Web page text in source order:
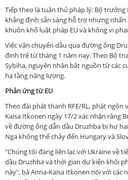
Tiếp theo là tuân thủ pháp lý: Bộ trưởng
khẳng định sẵn sàng hỗ trợ nhưng
khuôn khổ luật pháp EU và không vi
Việc vận chuyển dầu qua đường ống
đình trệ từ tháng 1 năm nay. Theo Bộ
Sybiha, nguyên nhân bắt nguồn từ các
hạ tầng năng lượng.
Phản ứng từ EU
Theo đài phát thanh RFE/RL, phát ngôn
Kaisa Itkonen ngày 17/2 xác nhận rằng
về đường ống dẫn dầu Druzhba bị hư
Nga không thể chảy đến Hungary và
"Chúng tôi đang liên lạc với Ukraine về
dầu Druzhba và thời gian dự kiến ​​khôi
này", bà Anna-Kaisa Itkonen nói với các